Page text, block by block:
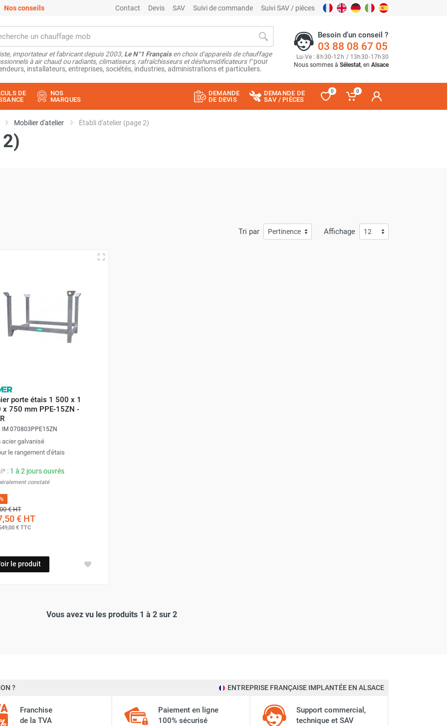
Nos conseils Contact Devis SAV Suivi de commande Suivi SAV / pièces
importateur et fabricant depuis 2003, Le N°1 Françaisen choix d'appareils de chauffage
à air chaud ou radiants, climatiseurs, rafraîchisseurs et déshumidificateurs !"pour
installateurs, entreprises, sociétés, industries, administrations et particuliers.
Besoin d'un conseil ?
03 88 08 67 05
Lu-Ve : 8h30-12h / 13h30-17h30
Nous sommes à Sélestat, en Alsace
DE
NOS
MARQUES
DEMANDE
DE DEVIS
DEMANDE DE
SAV / PIÈCES
0 0
Mobilier d'atelier Établi d'atelier (page 2)
Tri par Affichage
porte étais 1 500 x 1
x 750 mm PPE-15ZN -
IM 070803PPE15ZN
acier galvanisé
le rangement d'étais
: 1 à 2 jours ouvrés
constaté
€HT
€HT
€TTC
le produit
Vous avez vu les produits 1 à 2 sur 2
? ENTREPRISE FRANÇAISE IMPLANTÉE EN ALSACE
Franchise
de la TVA
Paiement en ligne
100% sécurisé
Support commercial,
technique et SAV